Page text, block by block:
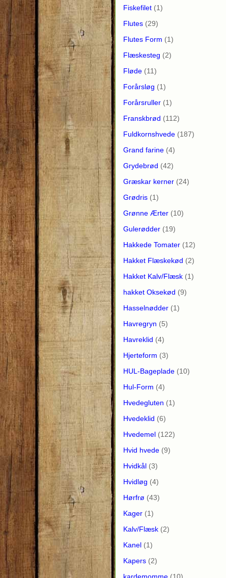
Fiskefilet (1)
Flutes (29)
Flutes Form (1)
Flæskesteg (2)
Fløde (11)
Forårsløg (1)
Forårsruller (1)
Franskbrød (112)
Fuldkornshvede (187)
Grand farine (4)
Grydebrød (42)
Græskar kerner (24)
Grødris (1)
Grønne Ærter (10)
Gulerødder (19)
Hakkede Tomater (12)
Hakket Flæskekød (2)
Hakket Kalv/Flæsk (1)
hakket Oksekød (9)
Hasselnødder (1)
Havregryn (5)
Havreklid (4)
Hjerteform (3)
HUL-Bageplade (10)
Hul-Form (4)
Hvedegluten (1)
Hvedeklid (6)
Hvedemel (122)
Hvid hvede (9)
Hvidkål (3)
Hvidløg (4)
Hørfrø (43)
Kager (1)
Kalv/Flæsk (2)
Kanel (1)
Kapers (2)
kardemomme (10)